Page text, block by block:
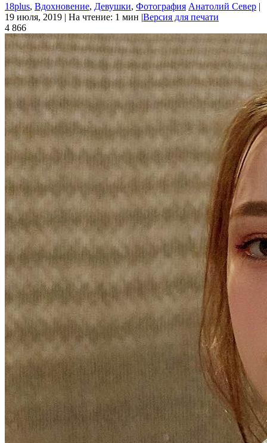
18plus, Вдохновение, Девушки, Фотография Анатолий Север |
19 июля, 2019 | На чтение: 1 мин |Версия для печати
4 866